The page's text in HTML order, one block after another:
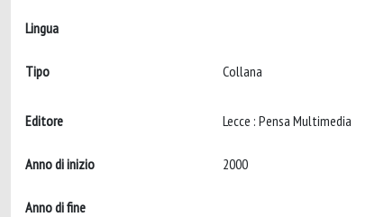
Lingua
Tipo Collana
Editore
Anno di inizio
Anno di fine